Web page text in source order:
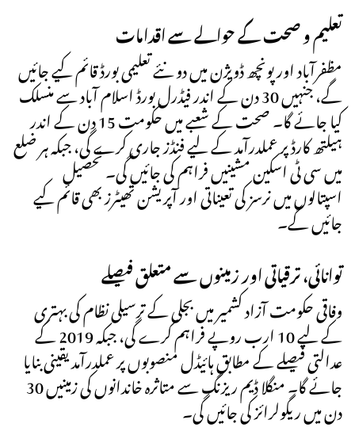
تعلیم و صحت کے حوالے سے اقدامات
مظفرآباد اور پونچھ ڈویژن میں دو نئے تعلیمی بورڈ قائم کیے جائیں
گے، جنہیں 30 دن کے اندر فیڈرل بورڈ اسلام آباد سے منسلک
کیا جائے گا۔ صحت کے شعبے میں حکومت 15 دن کے اندر
ہیلتھ کارڈ پر عملدرآمد کے لیے فنڈز جاری کرے گی، جبکہ ہر ضلع
میں سی ٹی اسکین مشینیں فراہم کی جائیں گی۔ تحصیل
اسپتالوں میں نرسز کی تعیناتی اور آپریشن تھیٹرز بھی قائم کیے
جائیں گے۔
توانائی، ترقیاتی اور زمینوں سے متعلق فیصلے
وفاقی حکومت آزاد کشمیر میں بجلی کے ترسیلی نظام کی بہتری
کے لیے 10 ارب روپے فراہم کرے گی، جبکہ 2019 کے
عدالتی فیصلے کے مطابق ہائیڈل منصوبوں پر عملدرآمد یقینی بنایا
جائے گا۔ منگلا ڈیم ریزنگ سے متاثرہ خاندانوں کی زمینیں 30
دن میں ریگولرائز کی جائیں گی۔